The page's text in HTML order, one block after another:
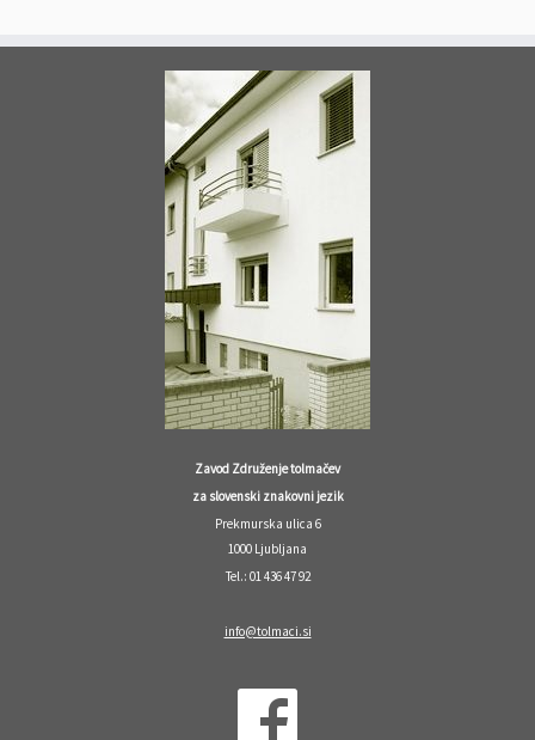
Zavod Združenje tolmačev
za slovenski znakovni jezik
Prekmurska ulica 6
1000 Ljubljana
Tel.: 01 436 47 92
info@tolmaci.si